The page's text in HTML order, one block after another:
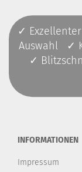
✓
Auswahl ✓
✓
INFORMATIONEN
Impressum